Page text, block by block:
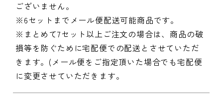
ございません。
※6セットまでメール便配送可能商品です。
※まとめて7セット以上ご注文の場合は、商品の破
損等を防ぐために宅配便での配送とさせていただ
きます。(メール便をご指定頂いた場合でも宅配便
に変更させていただきます。